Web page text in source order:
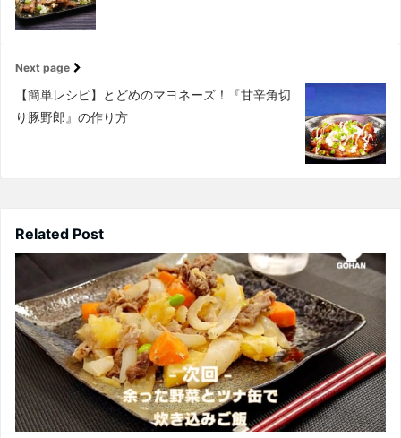
Next page
【簡単レシピ】とどめのマヨネーズ！『甘辛角切
り豚野郎』の作り方
Related Post